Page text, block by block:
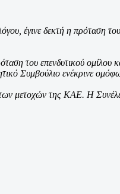
έγινε δεκτή η πρόταση του
του επενδυτικού ομίλου
Συμβούλιο ενέκρινε
των μετοχών της ΚΑΕ. Η